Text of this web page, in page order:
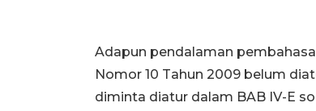
Adapun pendalaman
Nomor 10 Tahun 2009 belum
diminta diatur dalam BAB IV-E